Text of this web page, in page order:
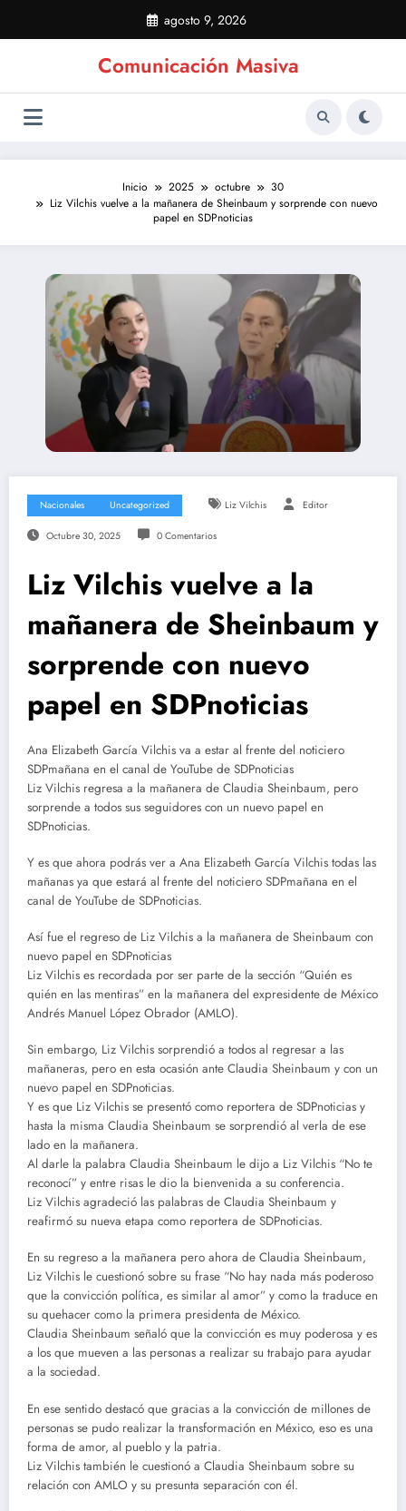
contenido
agosto 9, 2026
Comunicación Masiva
Inicio 2025 octubre
30
Liz Vilchis vuelve a la mañanera de Sheinbaum y sorprende con nuevo
papel en SDPnoticias
Nacionales Uncategorized Liz Vilchis Editor
Octubre 30, 2025 0 Comentarios
Liz Vilchis vuelve a la
mañanera de Sheinbaum y
sorprende con nuevo
papel en SDPnoticias
Ana Elizabeth García Vilchis va a estar al frente del noticiero
SDPmañana en el canal de YouTube de SDPnoticias
Liz Vilchis regresa a la mañanera de Claudia Sheinbaum, pero
sorprende a todos sus seguidores con un nuevo papel en
SDPnoticias.
Y es que ahora podrás ver a Ana Elizabeth García Vilchis todas las
mañanas ya que estará al frente del noticiero SDPmañana en el
canal de YouTube de SDPnoticias.
Así fue el regreso de Liz Vilchis a la mañanera de Sheinbaum con
nuevo papel en SDPnoticias
Liz Vilchis es recordada por ser parte de la sección “Quién es
quién en las mentiras” en la mañanera del expresidente de México
Andrés Manuel López Obrador (AMLO).
Sin embargo, Liz Vilchis sorprendió a todos al regresar a las
mañaneras, pero en esta ocasión ante Claudia Sheinbaum y con un
nuevo papel en SDPnoticias.
Y es que Liz Vilchis se presentó como reportera de SDPnoticias y
hasta la misma Claudia Sheinbaum se sorprendió al verla de ese
lado en la mañanera.
Al darle la palabra Claudia Sheinbaum le dijo a Liz Vilchis “No te
reconocí” y entre risas le dio la bienvenida a su conferencia.
Liz Vilchis agradeció las palabras de Claudia Sheinbaum y
reafirmó su nueva etapa como reportera de SDPnoticias.
En su regreso a la mañanera pero ahora de Claudia Sheinbaum,
Liz Vilchis le cuestionó sobre su frase “No hay nada más poderoso
que la convicción política, es similar al amor” y como la traduce en
su quehacer como la primera presidenta de México.
Claudia Sheinbaum señaló que la convicción es muy poderosa y es
a los que mueven a las personas a realizar su trabajo para ayudar
a la sociedad.
En ese sentido destacó que gracias a la convicción de millones de
personas se pudo realizar la transformación en México, eso es una
forma de amor, al pueblo y la patria.
Liz Vilchis también le cuestionó a Claudia Sheinbaum sobre su
relación con AMLO y su presunta separación con él.